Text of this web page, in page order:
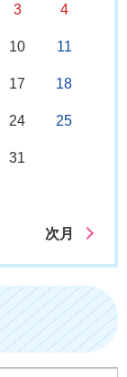
3 4
10 11
17 18
24 25
31
次月